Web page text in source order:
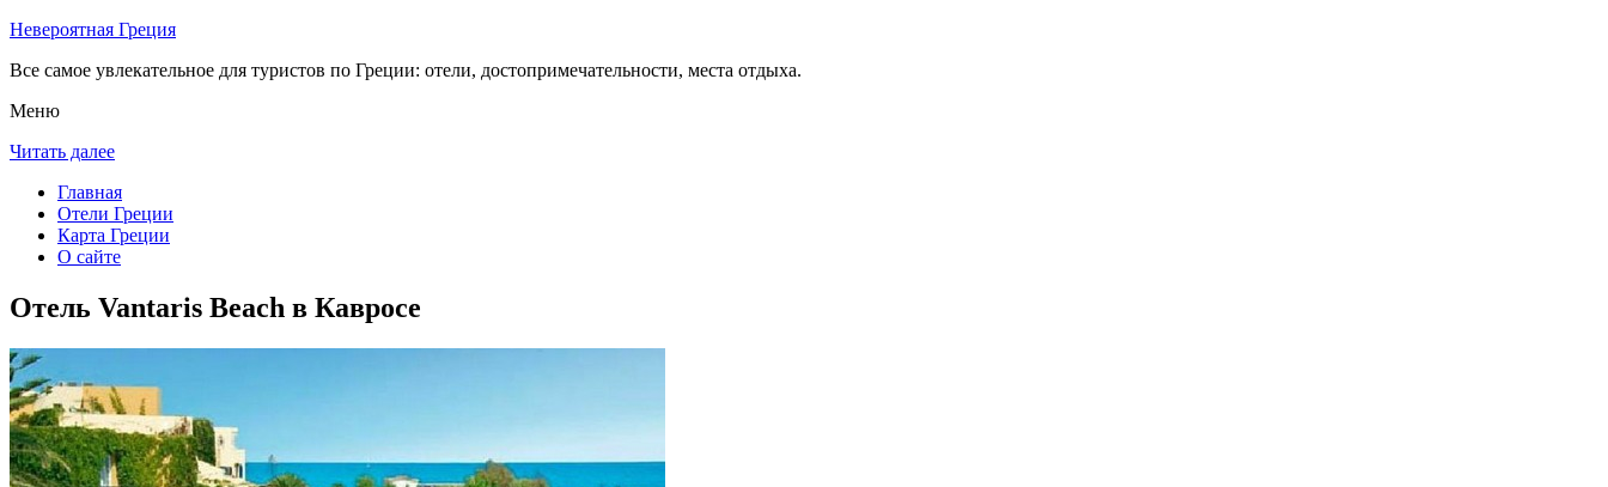
Невероятная Греция
Все самое увлекательное для туристов по Греции: отели, достопримечательности, места отдыха.
Меню
Читать далее
Главная
Отели Греции
Карта Греции
О сайте
Отель Vantaris Beach в Кавросе